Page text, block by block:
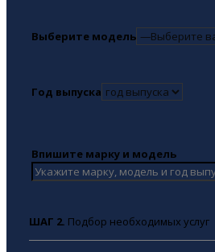
Выберите модель
Год выпуска
Впишите марку и модель
ШАГ 2. Подбор необходимых услуг